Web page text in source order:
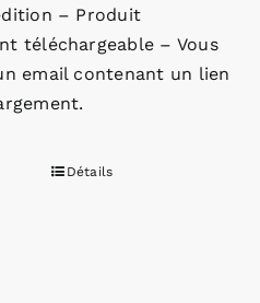
– Produit
téléchargeable – Vous
email contenant un lien
Détails